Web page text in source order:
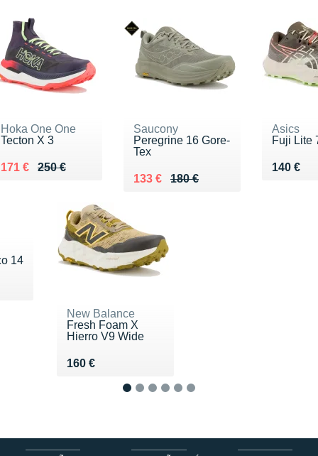
Hoka One One
Tecton X 3
250 €
Au lieu de 250 €
171 €
Vendu 171 €
Saucony
Peregrine 16 Gore-
Tex
180 €
Au lieu de 180 €
133 €
Vendu 133 €
Asics
Fuji Lite
140 €
Vendu
14
New Balance
Fresh Foam X
Hierro V9 Wide
160 €
Vendu 160 €